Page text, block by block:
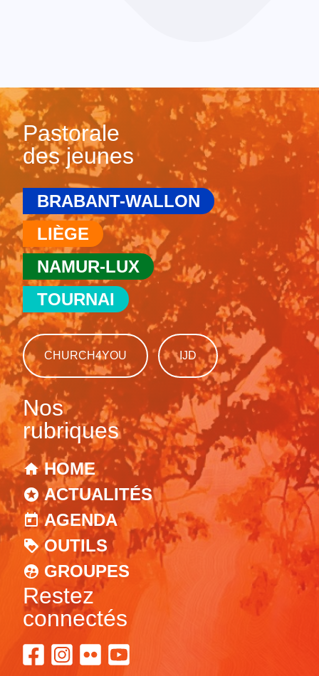
Pastorale
des jeunes
BRABANT-WALLON
LIÈGE
NAMUR-LUX
TOURNAI
CHURCH4YOU IJD
Nos
rubriques
HOME
ACTUALITÉS
AGENDA
OUTILS
GROUPES
Restez
connectés